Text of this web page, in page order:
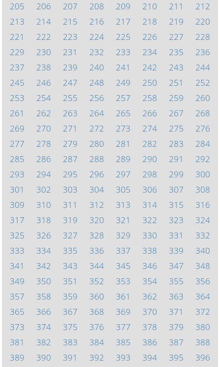
205
206 207 208 209 210 211
212
213
214 215 216 217 218 219
220
221
222 223 224 225 226 227
228
229
230 231 232 233 234 235
236
237
238 239 240 241 242 243
244
245
246 247 248 249 250 251
252
253
254 255 256 257 258 259
260
261
262 263 264 265 266 267
268
269
270 271 272 273 274 275
276
277
278 279 280 281 282 283
284
285
286 287 288 289 290 291
292
293
294 295 296 297 298 299
300
301
302 303 304 305 306 307
308
309
310 311 312 313 314 315
316
317
318 319 320 321 322 323
324
325
326 327 328 329 330 331
332
333
334 335 336 337 338 339
340
341
342 343 344 345 346 347
348
349
350 351 352 353 354 355
356
357
358 359 360 361 362 363
364
365
366 367 368 369 370 371
372
373
374 375 376 377 378 379
380
381
382 383 384 385 386 387
388
389
390 391 392 393 394 395 396